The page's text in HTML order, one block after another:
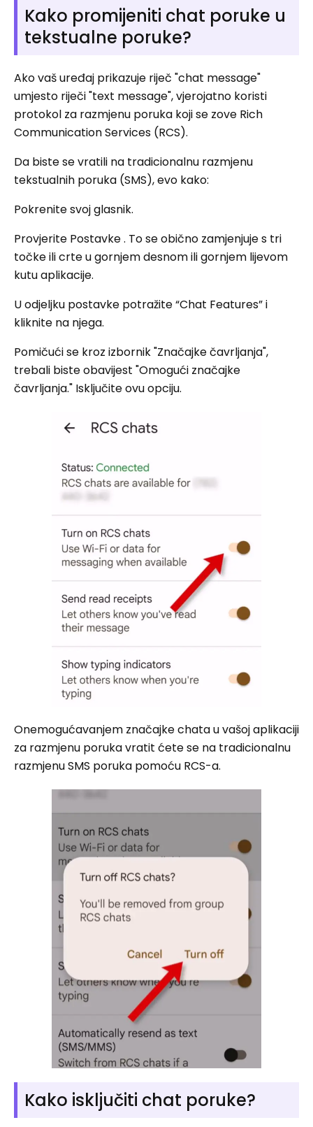
Kako promijeniti chat poruke u
tekstualne poruke?
Ako vaš uređaj prikazuje riječ "chat message"
umjesto riječi "text message", vjerojatno koristi
protokol za razmjenu poruka koji se zove Rich
Communication Services (RCS).
Da biste se vratili na tradicionalnu razmjenu
tekstualnih poruka (SMS), evo kako:
Pokrenite svoj glasnik.
Provjerite Postavke . To se obično zamjenjuje s tri
točke ili crte u gornjem desnom ili gornjem lijevom
kutu aplikacije.
U odjeljku postavke potražite “Chat Features” i
kliknite na njega.
Pomičući se kroz izbornik "Značajke čavrljanja",
trebali biste obavijest "Omogući značajke
čavrljanja." Isključite ovu opciju.
Onemogućavanjem značajke chata u vašoj aplikaciji
za razmjenu poruka vratit ćete se na tradicionalnu
razmjenu SMS poruka pomoću RCS-a.
Kako isključiti chat poruke?